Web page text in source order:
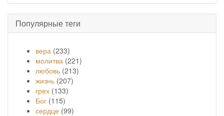
Популярные теги
вера (233)
молитва (221)
любовь (213)
жизнь (207)
грех (133)
Бог (115)
сердце (99)